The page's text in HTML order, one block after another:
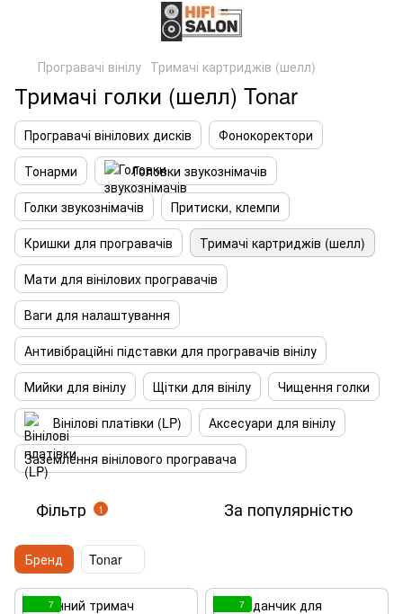
Програвачі вінілу Тримачі картриджів (шелл)
Тримачі голки (шелл) Tonar
Програвачі вінілових дисків
Фонокоректори
Тонарми
Головки звукознімачів
Голки звукознімачів
Притиски, клемпи
Кришки для програвачів
Тримачі картриджів (шелл)
Мати для вінілових програвачів
Ваги для налаштування
Антивібраційні підставки для програвачів вінілу
Мийки для вінілу
Щітки для вінілу
Чищення голки
Вінілові платівки (LP)
Аксесуари для вінілу
Заземлення вінілового програвача
Фільтр 1 За популярністю
Бренд Tonar
7
7